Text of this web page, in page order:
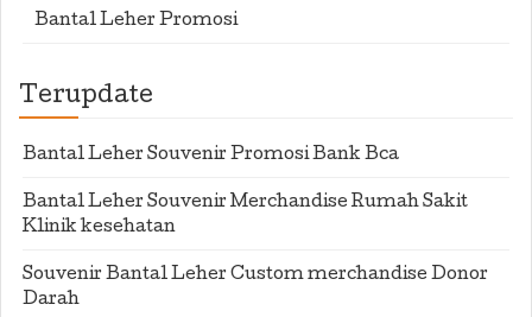
Bantal Leher Promosi
Terupdate
Bantal Leher Souvenir Promosi Bank Bca
Bantal Leher Souvenir Merchandise Rumah Sakit
Klinik kesehatan
Souvenir Bantal Leher Custom merchandise Donor
Darah